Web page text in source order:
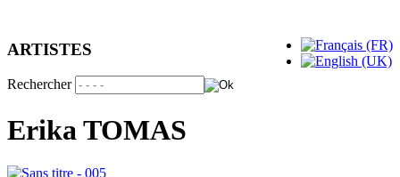
ARTISTES
Rechercher
Erika TOMAS